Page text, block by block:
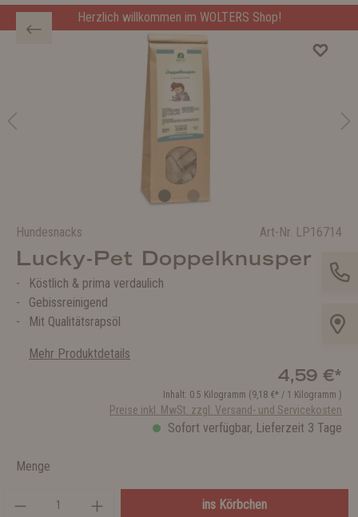
Herzlich willkommen im WOLTERS Shop!
Hundesnacks Art-Nr. LP16714
Lucky-Pet Doppelknusper
Köstlich & prima verdaulich
Gebissreinigend
Mit Qualitätsrapsöl
Mehr Produktdetails
4,59 €*
Inhalt: 0.5 Kilogramm (9,18 €* / 1 Kilogramm )
Preise inkl. MwSt. zzgl. Versand- und Servicekosten
Sofort verfügbar, Lieferzeit 3 Tage
Menge
ins Körbchen